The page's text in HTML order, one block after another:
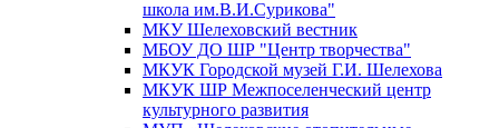
школа им.В.И.Сурикова"
МКУ Шелеховский вестник
МБОУ ДО ШР "Центр творчества"
МКУК Городской музей Г.И. Шелехова
МКУК ШР Межпоселенческий центр
культурного развития